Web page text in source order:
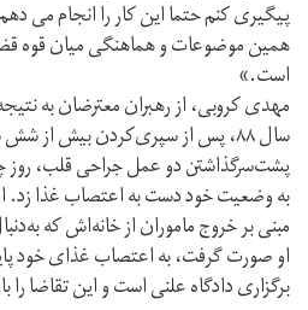
پیگیری کنم حتما این کار را انجام می
همین موضوعات و هماهنگی میان قوه
است.»
مهدی کروبی، از رهبران معترضان به
سال ۸۸، پس از سپری‌کردن بیش از
به وضعیت خود دست به اعتصاب غذا زد.
مبنی بر خروج ماموران از خانه‌اش که
او صورت گرفت، به اعتصاب غذای خود
برگزاری دادگاه علنی است و این تقاضا را